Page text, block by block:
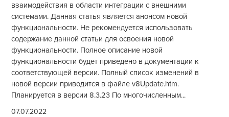
взаимодействия в области интеграции с внешними
системами. Данная статья является анонсом новой
функциональности. Не рекомендуется использовать
содержание данной статьи для освоения новой
функциональности. Полное описание новой
функциональности будет приведено в документации к
соответствующей версии. Полный список изменений в
новой версии приводится в файле v8Update.htm.
Планируется в версии 8.3.23 По многочисленным...
07.07.2022